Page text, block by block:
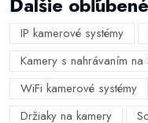
IP kamerové systémy
Kamery s nahrávaním na
WiFi kamerové systémy
Držiaky na kamery